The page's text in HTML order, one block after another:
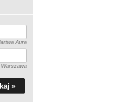
Aura
Warszawa